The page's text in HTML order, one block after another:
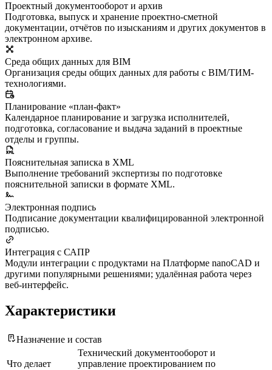
Проектный документооборот и архив
Подготовка, выпуск и хранение проектно-сметной
документации, отчётов по изысканиям и других документов в
электронном архиве.
Среда общих данных для BIM
Организация среды общих данных для работы с BIM/ТИМ-
технологиями.
Планирование «план-факт»
Календарное планирование и загрузка исполнителей,
подготовка, согласование и выдача заданий в проектные
отделы и группы.
Пояснительная записка в XML
Выполнение требований экспертизы по подготовке
пояснительной записки в формате XML.
Электронная подпись
Подписание документации квалифицированной электронной
подписью.
Интеграция с САПР
Модули интеграции с продуктами на Платформе nanoCAD и
другими популярными решениями; удалённая работа через
веб-интерфейс.
Характеристики
Назначение и состав
Что делает
Технический документооборот и
управление проектированием по